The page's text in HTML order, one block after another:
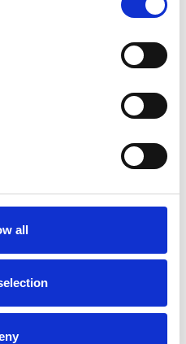
all
nel corso del